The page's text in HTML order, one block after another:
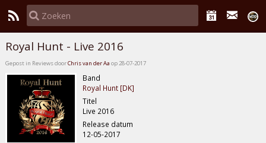
Royal Hunt - Live 2016
Gepost in Reviews doorChris van der Aa op 28-07-2017
Band
Royal Hunt [DK]
Titel
Live 2016
Release datum
12-05-2017